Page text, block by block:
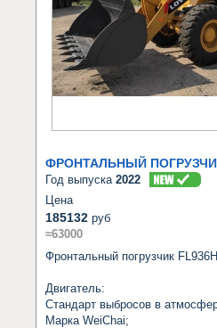
ФРОНТАЛЬНЫЙ
Год выпуска 2022
Цена
185132 руб
≈63000
Фронтальный погрузчик FL936H.
Двигатель:
Стандарт выбросов в
Марка WeiChai;